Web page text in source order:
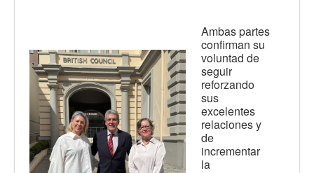
Ambas partes
confirman su
voluntad de
seguir
reforzando
sus
excelentes
relaciones y
de
incrementar
la